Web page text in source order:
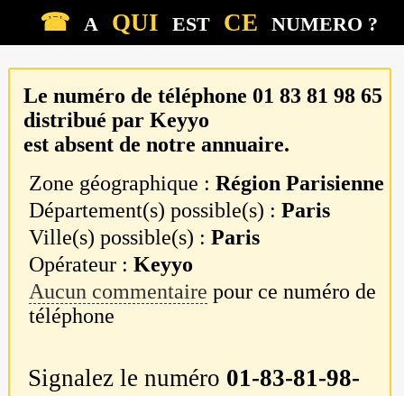
☎ A QUI EST CE NUMERO ?
Le numéro de téléphone 01 83 81 98 65
distribué par Keyyo
est absent de notre annuaire.
Zone géographique :Région Parisienne
Département(s) possible(s) :Paris
Ville(s) possible(s) :Paris
Opérateur :Keyyo
Aucun commentaire pour ce numéro de
téléphone
Signalez le numéro 01-83-81-98-